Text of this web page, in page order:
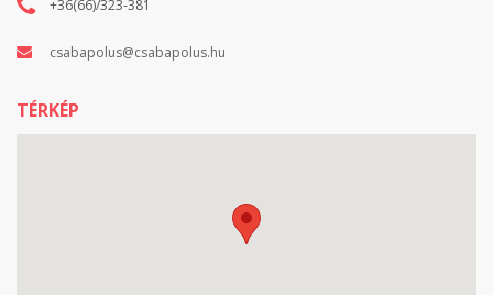
+36(66)/323-381
csabapolus@csabapolus.hu
TÉRKÉP